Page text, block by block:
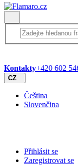
Kontakty+420 602
CZ
Čeština
Slovenčina
Přihlásit se
Zaregistrovat se